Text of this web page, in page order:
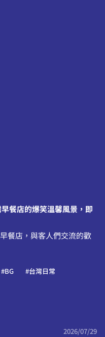
餐店的爆笑溫馨風景，即
餐店，與客人們交流的歡
#BG #台灣日常
2026/07/29